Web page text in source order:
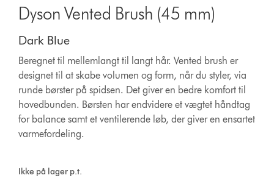
Dyson Vented Brush (45 mm)
Dark Blue
Beregnet til mellemlangt til langt hår. Vented brush er
designet til at skabe volumen og form, når du styler, via
runde børster på spidsen. Det giver en bedre komfort til
hovedbunden. Børsten har endvidere et vægtet håndtag
for balance samt et ventilerende løb, der giver en ensartet
varmefordeling.
Ikke på lager p.t.